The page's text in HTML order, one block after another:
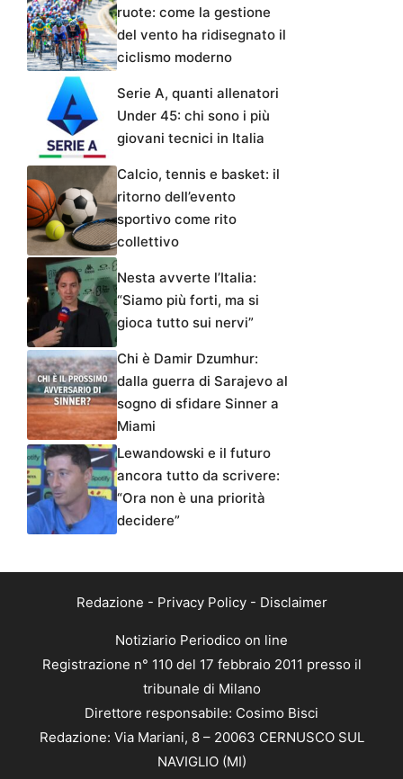
ruote: come la gestione
del vento ha ridisegnato il
ciclismo moderno
Serie A, quanti allenatori
Under 45: chi sono i più
giovani tecnici in Italia
Calcio, tennis e basket: il
ritorno dell’evento
sportivo come rito
collettivo
Nesta avverte l’Italia:
“Siamo più forti, ma si
gioca tutto sui nervi”
Chi è Damir Dzumhur:
dalla guerra di Sarajevo al
sogno di sfidare Sinner a
Miami
Lewandowski e il futuro
ancora tutto da scrivere:
“Ora non è una priorità
decidere”
Redazione - Privacy Policy- Disclaimer
Notiziario Periodico on line
Registrazione n° 110 del 17 febbraio 2011 presso il
tribunale di Milano
Direttore responsabile: Cosimo Bisci
Redazione: Via Mariani, 8 – 20063 CERNUSCO SUL
NAVIGLIO (MI)